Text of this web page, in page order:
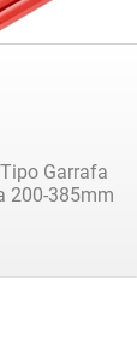
Garrafa
200-385mm